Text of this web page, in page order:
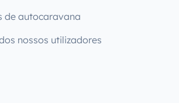
de autocaravana
nossos utilizadores